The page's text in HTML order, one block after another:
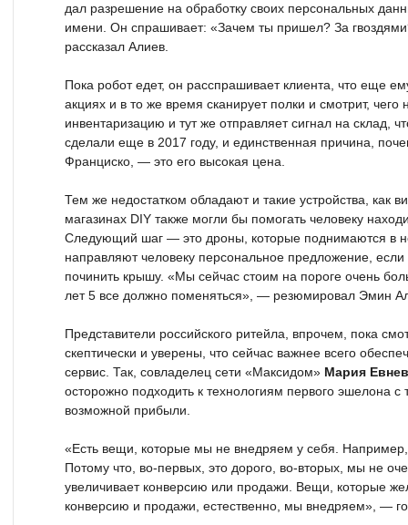
дал разрешение на обработку своих персональных
имени. Он спрашивает: «Зачем ты пришел? За
рассказал Алиев.
Пока робот едет, он расспрашивает клиента, что еще
акциях и в то же время сканирует полки и смотрит, чего
инвентаризацию и тут же отправляет сигнал на склад,
сделали еще в 2017 году, и единственная причина,
Франциско, — это его высокая цена.
Тем же недостатком обладают и такие устройства, как
магазинах DIY также могли бы помогать человеку
Следующий шаг — это дроны, которые поднимаются в
направляют человеку персональное предложение,
починить крышу. «Мы сейчас стоим на пороге очень
лет 5 все должно поменяться», — резюмировал Эмин
Представители российского ритейла, впрочем, пока
скептически и уверены, что сейчас важнее всего
сервис. Так, совладелец сети «Максидом» Мария
осторожно подходить к технологиям первого эшелона с
возможной прибыли.
«Есть вещи, которые мы не внедряем у себя.
Потому что, во-первых, это дорого, во-вторых, мы не
увеличивает конверсию или продажи. Вещи, которые
конверсию и продажи, естественно, мы внедряем», —